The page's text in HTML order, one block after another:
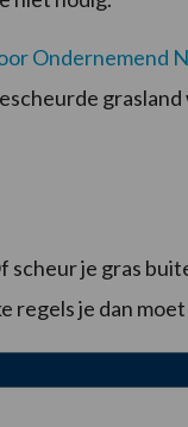
Ondernemend
scheur je gras
regels je dan